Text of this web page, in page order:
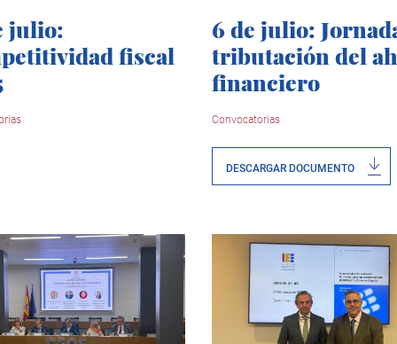
julio:
fiscal
6 de julio:
tributación del
financiero
Convocatorias
DESCARGAR DOCUMENTO